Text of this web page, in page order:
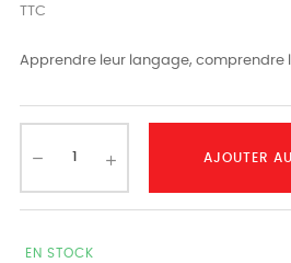
TTC
Apprendre leur langage, comprendre
AJOUTER
EN STOCK